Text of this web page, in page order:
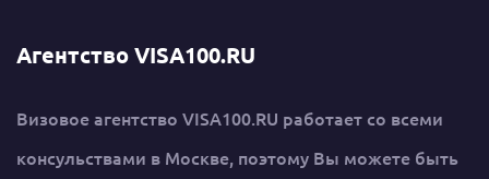
Агентство VISA100.RU
Визовое агентство VISA100.RU работает со всеми
консульствами в Москве, поэтому Вы можете быть